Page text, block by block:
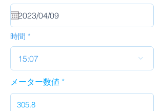
u
i
d
時間
15:07
メーター数値